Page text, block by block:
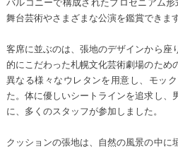
バルコニーで構成されたプロセニアム
舞台芸術やさまざまな公演を鑑賞できます
客席に並ぶのは、張地のデザインから座
的にこだわった札幌文化芸術劇場のため
異なる様々なウレタンを用意し、モッ
た。体に優しいシートラインを追求し、
に、多くのスタッフが参加しました。
クッションの張地は、自然の風景の中に